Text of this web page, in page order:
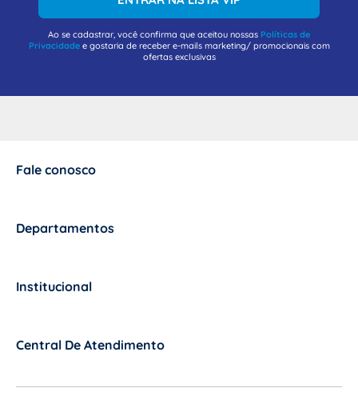
Ao se cadastrar, você confirma que aceitou nossas Políticas de
Privacidadee gostaria de receber e-mails marketing/ promocionais com
ofertas exclusivas
Fale conosco
Departamentos
Institucional
Central De Atendimento